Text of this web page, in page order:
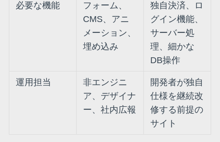
必要な機能
フォーム、
CMS、アニ
メーション、
埋め込み
独自決済、ロ
グイン機能、
サーバー処
理、細かな
DB操作
運用担当
非エンジニ
ア、デザイナ
ー、社内広報
開発者が独自
仕様を継続改
修する前提の
サイト